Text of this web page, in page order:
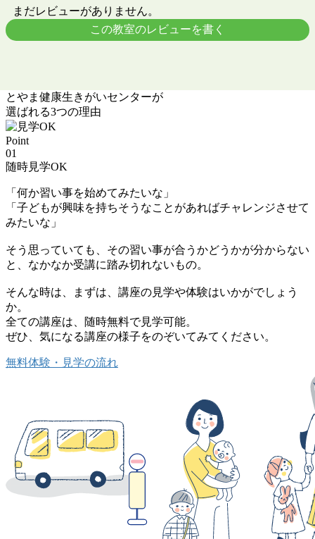
まだレビューがありません。
この教室のレビューを書く
とやま健康生きがいセンターが
選ばれる3つの理由
Point
01
随時見学OK
「何か習い事を始めてみたいな」
「子どもが興味を持ちそうなことがあればチャレンジさせて
みたいな」
そう思っていても、その習い事が合うかどうかが分からない
と、なかなか受講に踏み切れないもの。
そんな時は、まずは、講座の見学や体験はいかがでしょう
か。
全ての講座は、随時無料で見学可能。
ぜひ、気になる講座の様子をのぞいてみてください。
無料体験・見学の流れ